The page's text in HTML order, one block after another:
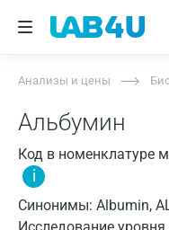
Анализы и цены
Альбумин
Код в номенклатуре
i
Синонимы: Albumin,